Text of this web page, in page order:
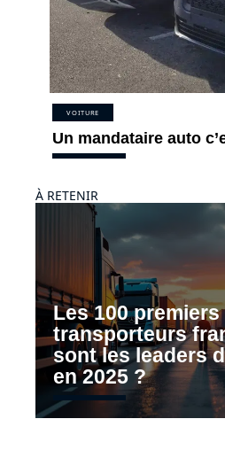
VOITURE
Un mandataire auto
À RETENIR
Les 100 premiers
transporteurs
sont les leaders
en 2025 ?